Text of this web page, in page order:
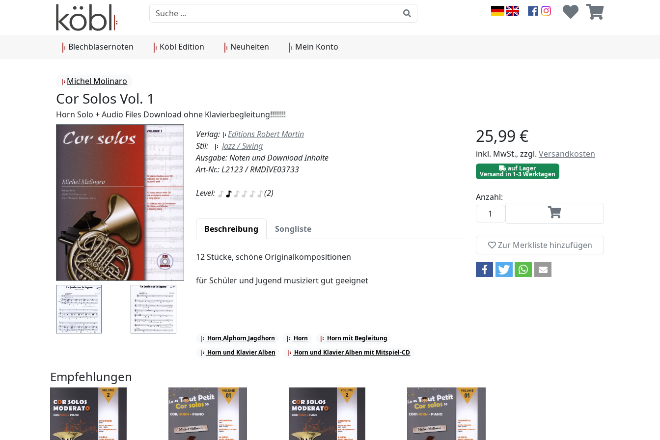
Blechbläsernoten Köbl Edition Neuheiten Mein Konto
Michel Molinaro
Cor Solos Vol. 1
Horn Solo + Audio Files Download ohne Klavierbegleitung!!!!!!!!
Verlag:
Editions Robert Martin
Stil:
Jazz / Swing
Ausgabe: Noten und Download Inhalte
Art-Nr.: L2123 / RMDIVE03733
Level: (2)
Beschreibung Songliste
12 Stücke, schöne Originalkompositionen
für Schüler und Jugend musiziert gut geeignet
Horn,Alphorn,Jagdhorn Horn
Horn mit Begleitung
Horn und Klavier Alben
Horn und Klavier Alben mit Mitspiel-CD
25,99 €
inkl. MwSt., zzgl. Versandkosten
auf Lager
Versand in 1-3 Werktagen
Anzahl:
Zur Merkliste hinzufügen
Empfehlungen